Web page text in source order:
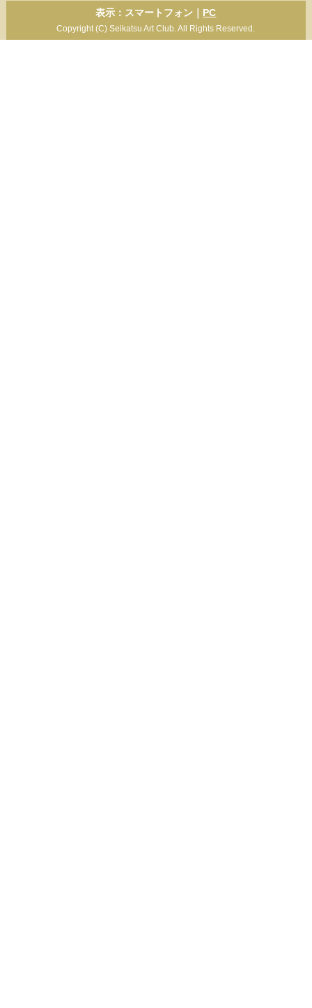
表示：スマートフォン｜ PC
Copyright (C) Seikatsu Art Club. All Rights Reserved.